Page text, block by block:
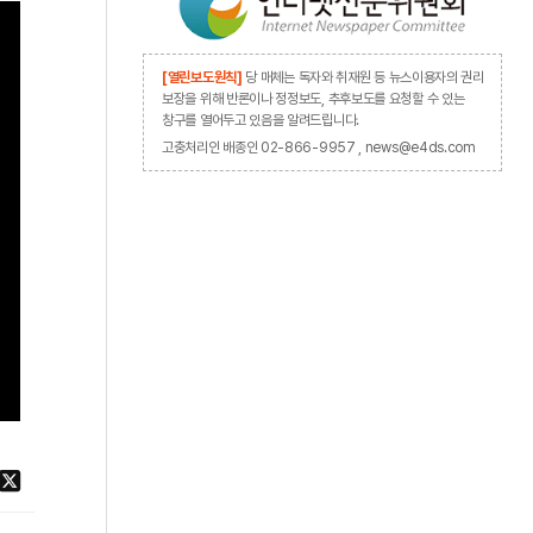
[열린보도원칙] 당 매체는 독자와 취재원 등 뉴스이용자의 권리
보장을 위해 반론이나 정정보도, 추후보도를 요청할 수 있는
창구를 열어두고 있음을 알려드립니다.
고충처리인 배종인 02-866-9957 , news@e4ds.com